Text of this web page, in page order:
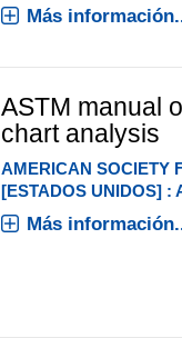
Más
ASTM manual
chart analysis
AMERICAN SOCIETY
[ESTADOS UNIDOS] :
Más